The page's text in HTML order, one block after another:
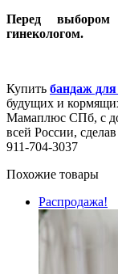
Перед выбором
гинекологом.
Купить бандаж
будущих и
Мамаплюс СПб, с
всей России,
911-704-3037
Похожие товары
Распродажа!